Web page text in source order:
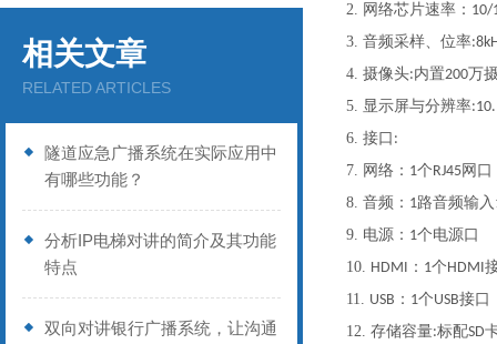
相关文章
RELATED ARTICLES
隧道应急广播系统在实际应用中
有哪些功能？
分析IP电梯对讲的简介及其功能
特点
双向对讲银行广播系统，让沟通
2. 网络芯片速率： 10/
3. 音频采样、位率
4. 摄像头:内置200万
5. 显示屏与分辨率
6. 接口 :
7. 网络： 1个RJ45网口
8. 音频： 1路音频输入
9. 电源： 1个电源口
10. HDMI ： 1个HDMI
11. USB ： 1个USB接口
12. 存储容量:标配SD